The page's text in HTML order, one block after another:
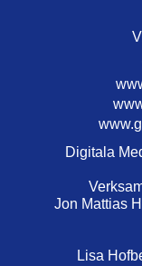
Digitala
Jon Mattias
Lisa